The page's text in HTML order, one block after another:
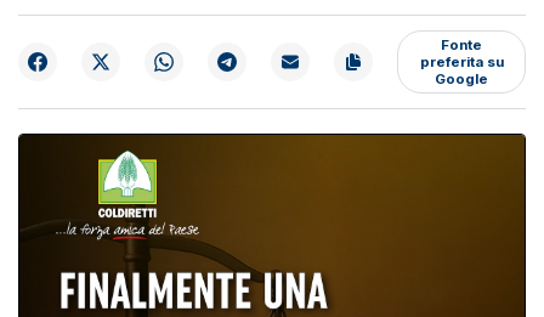
Fonte
preferita su
Google